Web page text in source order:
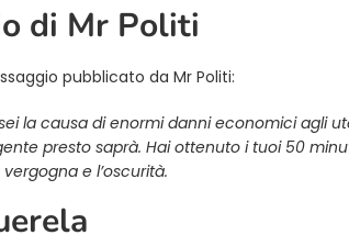
di Mr Politi
pubblicato da Mr Politi:
la causa di enormi danni economici agli
presto saprà. Hai ottenuto i tuoi 50
e l’oscurità.